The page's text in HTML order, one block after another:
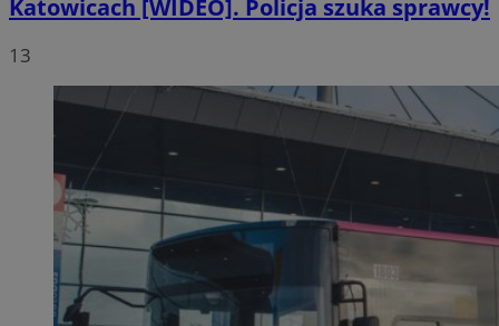
Katowicach [WIDEO]. Policja szuka sprawcy!
13